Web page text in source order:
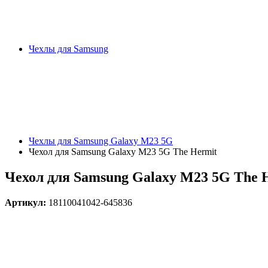
Чехлы для Samsung
Чехлы для Samsung Galaxy M23 5G
Чехол для Samsung Galaxy M23 5G The Hermit
Чехол для Samsung Galaxy M23 5G The
Артикул: 18110041042-645836